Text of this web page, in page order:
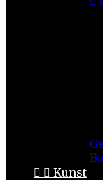
  Kunst